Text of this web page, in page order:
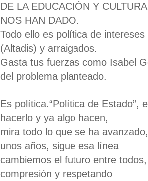
DE LA EDUCACIÓN Y
NOS HAN DADO.
Todo ello es política de
(Altadis) y arraigados.
Gasta tus fuerzas como Isabel
del problema planteado.
Es política.“Política de Estado”,
hacerlo y ya algo hacen,
mira todo lo que se ha
unos años, sigue esa línea
cambiemos el futuro entre
compresión y respetando